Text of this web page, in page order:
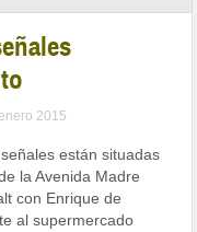
2015
están situadas
la Avenida Madre
con Enrique de
al supermercado